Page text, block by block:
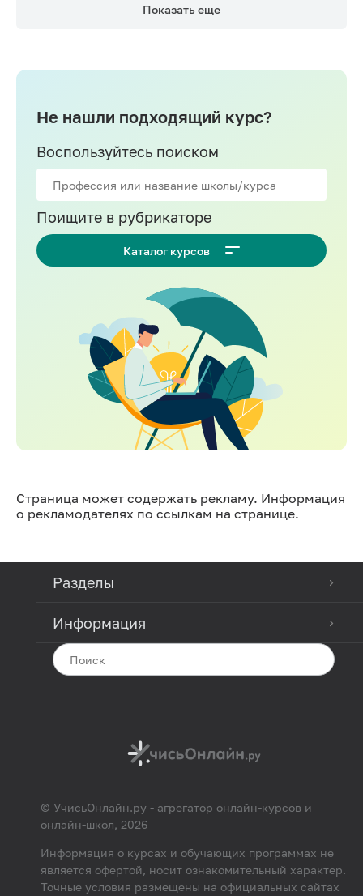
Показать еще
Не нашли подходящий курс?
Воспользуйтесь поиском
Поищите в рубрикаторе
Каталог курсов
Страница может содержать рекламу. Информация
о рекламодателях по ссылкам на странице.
Разделы
Информация
© УчисьОнлайн.ру - агрегатор онлайн-курсов и
онлайн-школ, 2026
Информация о курсах и обучающих программах не
является офертой, носит ознакомительный характер.
Точные условия размещены на официальных сайтах